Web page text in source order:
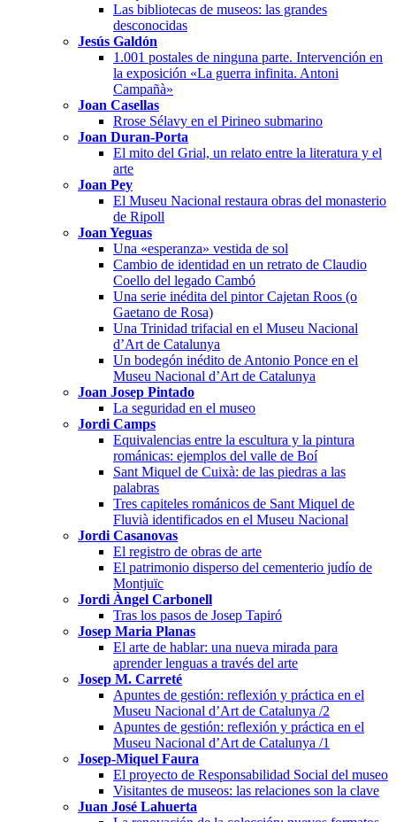
Las bibliotecas de museos: las grandes
desconocidas
Jesús Galdón
1.001 postales de ninguna parte. Intervención en
la exposición «La guerra infinita. Antoni
Campañà»
Joan Casellas
Rrose Sélavy en el Pirineo submarino
Joan Duran-Porta
El mito del Grial, un relato entre la literatura y el
arte
Joan Pey
El Museu Nacional restaura obras del monasterio
de Ripoll
Joan Yeguas
Una «esperanza» vestida de sol
Cambio de identidad en un retrato de Claudio
Coello del legado Cambó
Una serie inédita del pintor Cajetan Roos (o
Gaetano de Rosa)
Una Trinidad trifacial en el Museu Nacional
d’Art de Catalunya
Un bodegón inédito de Antonio Ponce en el
Museu Nacional d’Art de Catalunya
Joan Josep Pintado
La seguridad en el museo
Jordi Camps
Equivalencias entre la escultura y la pintura
románicas: ejemplos del valle de Boí
Sant Miquel de Cuixà: de las piedras a las
palabras
Tres capiteles románicos de Sant Miquel de
Fluvià identificados en el Museu Nacional
Jordi Casanovas
El registro de obras de arte
El patrimonio disperso del cementerio judío de
Montjuïc
Jordi Àngel Carbonell
Tras los pasos de Josep Tapiró
Josep Maria Planas
El arte de hablar: una nueva mirada para
aprender lenguas a través del arte
Josep M. Carreté
Apuntes de gestión: reflexión y práctica en el
Museu Nacional d’Art de Catalunya /2
Apuntes de gestión: reflexión y práctica en el
Museu Nacional d’Art de Catalunya /1
Josep-Miquel Faura
El proyecto de Responsabilidad Social del museo
Visitantes de museos: las relaciones son la clave
Juan José Lahuerta